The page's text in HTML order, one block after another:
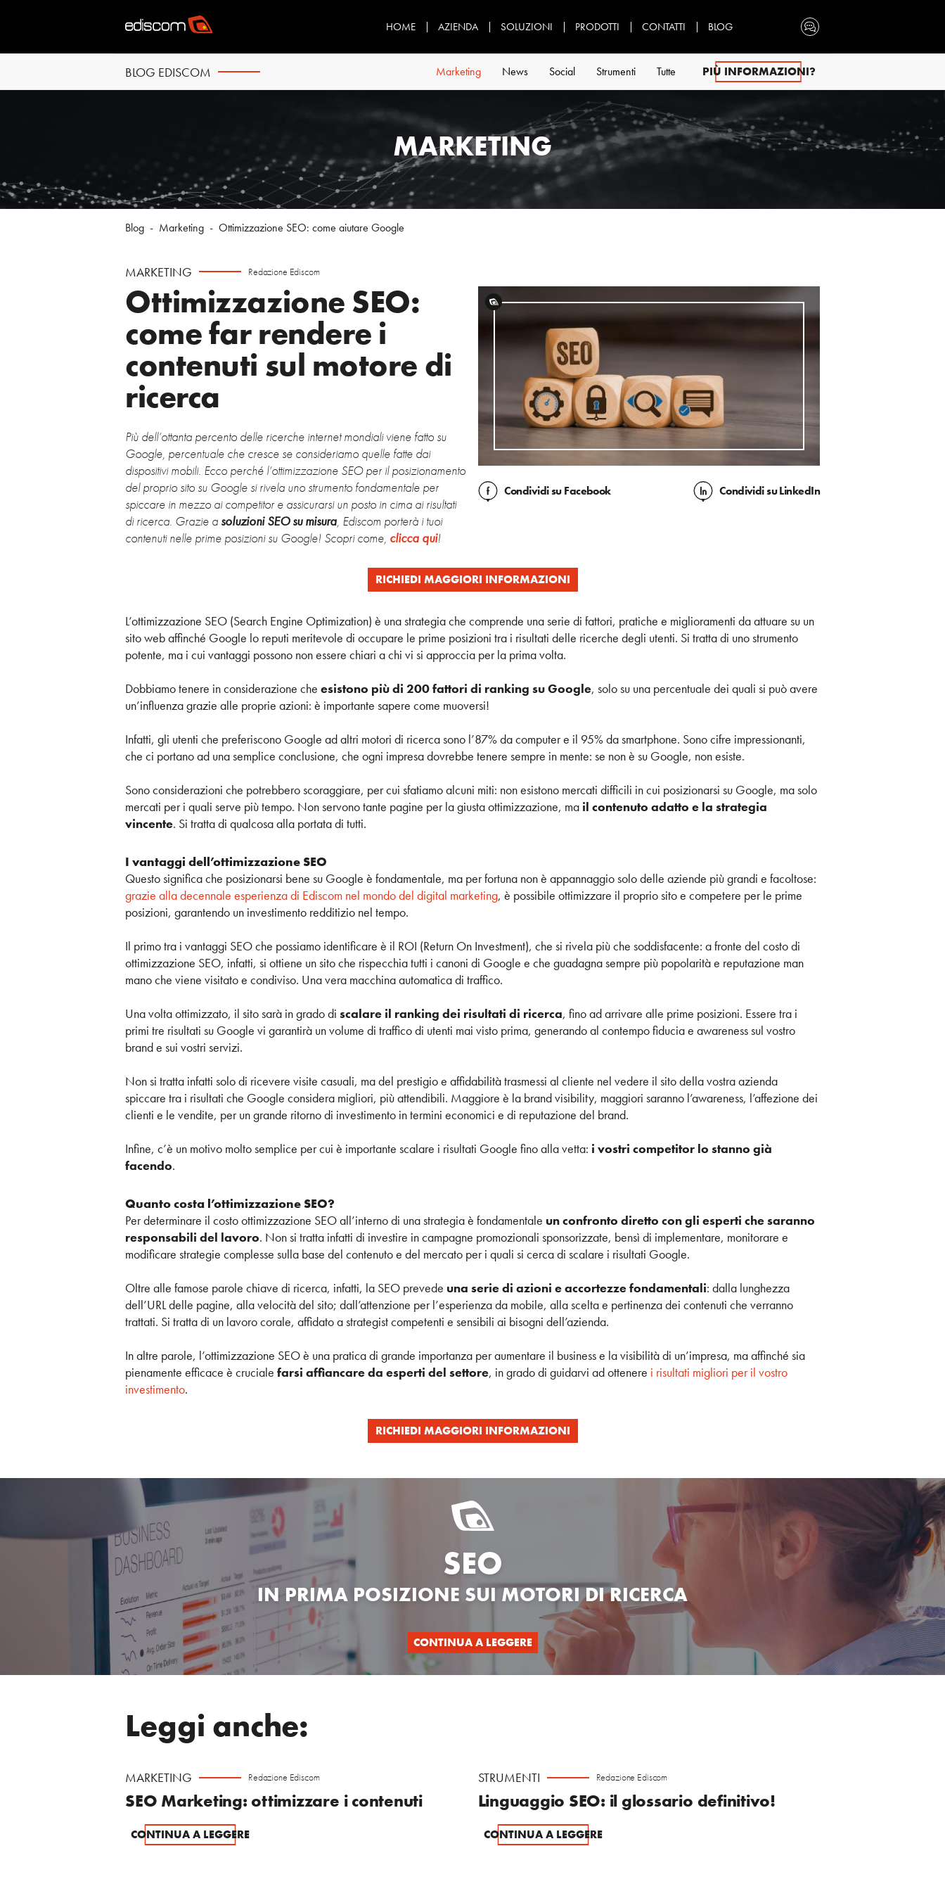
HOME AZIENDA SOLUZIONI PRODOTTI CONTATTI BLOG
BLOG EDISCOM Marketing News Social Strumenti Tutte PIÙ INFORMAZIONI?
MARKETING
Blog - Marketing - Ottimizzazione SEO: come aiutare Google
MARKETING Redazione Ediscom
Ottimizzazione SEO:
come far rendere i
contenuti sul motore di
ricerca
Più dell’ottanta percento delle ricerche internet mondiali viene fatto su
Google, percentuale che cresce se consideriamo quelle fatte dai
dispositivi mobili. Ecco perché l’ottimizzazione SEO per il posizionamento
del proprio sito su Google si rivela uno strumento fondamentale per
spiccare in mezzo ai competitor e assicurarsi un posto in cima ai risultati
di ricerca. Grazie a soluzioni SEO su misura, Ediscom porterà i tuoi
contenuti nelle prime posizioni su Google! Scopri come, clicca qui!
Condividisu Facebook Condividisu LinkedIn
RICHIEDI MAGGIORI INFORMAZIONI
L’ottimizzazione SEO (Search Engine Optimization) è una strategia che comprende una serie di fattori, pratiche e miglioramenti da attuare su un
sito web affinché Google lo reputi meritevole di occupare le prime posizioni tra i risultati delle ricerche degli utenti. Si tratta di uno strumento
potente, ma i cui vantaggi possono non essere chiari a chi vi si approccia per la prima volta.
Dobbiamo tenere in considerazione che esistono più di 200 fattori di ranking su Google, solo su una percentuale dei quali si può avere
un’influenza grazie alle proprie azioni: è importante sapere come muoversi!
Infatti, gli utenti che preferiscono Google ad altri motori di ricerca sono l’87% da computer e il 95% da smartphone. Sono cifre impressionanti,
che ci portano ad una semplice conclusione, che ogni impresa dovrebbe tenere sempre in mente: se non è su Google, non esiste.
Sono considerazioni che potrebbero scoraggiare, per cui sfatiamo alcuni miti: non esistono mercati difficili in cui posizionarsi su Google, ma solo
mercati per i quali serve più tempo. Non servono tante pagine per la giusta ottimizzazione, ma il contenuto adatto e la strategia
vincente. Si tratta di qualcosa alla portata di tutti.
I vantaggi dell’ottimizzazione SEO
Questo significa che posizionarsi bene su Google è fondamentale, ma per fortuna non è appannaggio solo delle aziende più grandi e facoltose:
grazie alla decennale esperienza di Ediscom nel mondo del digital marketing, è possibile ottimizzare il proprio sito e competere per le prime
posizioni, garantendo un investimento redditizio nel tempo.
Il primo tra i vantaggi SEO che possiamo identificare è il ROI (Return On Investment), che si rivela più che soddisfacente: a fronte del costo di
ottimizzazione SEO, infatti, si ottiene un sito che rispecchia tutti i canoni di Google e che guadagna sempre più popolarità e reputazione man
mano che viene visitato e condiviso. Una vera macchina automatica di traffico.
Una volta ottimizzato, il sito sarà in grado di scalare il ranking dei risultati di ricerca, fino ad arrivare alle prime posizioni. Essere tra i
primi tre risultati su Google vi garantirà un volume di traffico di utenti mai visto prima, generando al contempo fiducia e awareness sul vostro
brand e sui vostri servizi.
Non si tratta infatti solo di ricevere visite casuali, ma del prestigio e affidabilità trasmessi al cliente nel vedere il sito della vostra azienda
spiccare tra i risultati che Google considera migliori, più attendibili. Maggiore è la brand visibility, maggiori saranno l’awareness, l’affezione dei
clienti e le vendite, per un grande ritorno di investimento in termini economici e di reputazione del brand.
Infine, c’è un motivo molto semplice per cui è importante scalare i risultati Google fino alla vetta: i vostri competitor lo stanno già
facendo.
Quanto costa l’ottimizzazione SEO?
Per determinare il costo ottimizzazione SEO all’interno di una strategia è fondamentale un confronto diretto con gli esperti che saranno
responsabili del lavoro. Non si tratta infatti di investire in campagne promozionali sponsorizzate, bensì di implementare, monitorare e
modificare strategie complesse sulla base del contenuto e del mercato per i quali si cerca di scalare i risultati Google.
Oltre alle famose parole chiave di ricerca, infatti, la SEO prevede una serie di azioni e accortezze fondamentali: dalla lunghezza
dell’URL delle pagine, alla velocità del sito; dall’attenzione per l’esperienza da mobile, alla scelta e pertinenza dei contenuti che verranno
trattati. Si tratta di un lavoro corale, affidato a strategist competenti e sensibili ai bisogni dell’azienda.
In altre parole, l’ottimizzazione SEO è una pratica di grande importanza per aumentare il business e la visibilità di un’impresa, ma affinché sia
pienamente efficace è cruciale farsi affiancare da esperti del settore, in grado di guidarvi ad ottenere i risultati migliori per il vostro
investimento.
RICHIEDI MAGGIORI INFORMAZIONI
SEO
IN PRIMA POSIZIONE SUI MOTORI DI RICERCA
CONTINUA A LEGGERE
Leggi anche:
MARKETING Redazione Ediscom
SEO Marketing: ottimizzare i contenuti
CONTINUA A LEGGERE
STRUMENTI Redazione Ediscom
Linguaggio SEO: il glossario definitivo!
CONTINUA A LEGGERE